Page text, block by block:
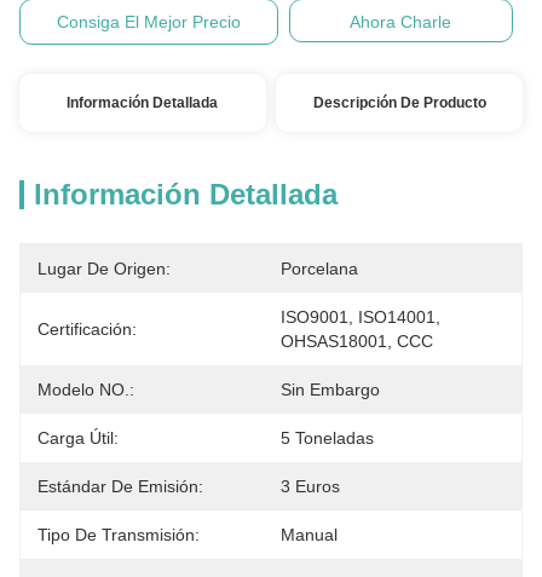
Consiga El Mejor Precio Ahora Charle
Información Detallada Descripción De Producto
Información Detallada
Lugar De Origen: Porcelana
Certificación:
ISO9001, ISO14001,
OHSAS18001, CCC
Modelo NO.: Sin Embargo
Carga Útil: 5 Toneladas
Estándar De Emisión: 3 Euros
Tipo De Transmisión: Manual